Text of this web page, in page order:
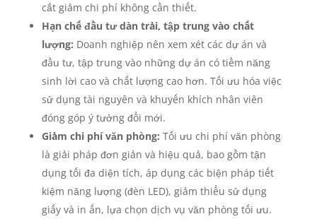
cắt giảm chi phí không cần thiết.
Hạn chế đầu tư dàn trải, tập trung vào chất
lượng: Doanh nghiệp nên xem xét các dự án và
đầu tư, tập trung vào những dự án có tiềm năng
sinh lời cao và chất lượng cao hơn. Tối ưu hóa việc
sử dụng tài nguyên và khuyến khích nhân viên
đóng góp ý tưởng đổi mới.
Giảm chi phí văn phòng: Tối ưu chi phí văn phòng
là giải pháp đơn giản và hiệu quả, bao gồm tận
dụng tối đa diện tích, áp dụng các biện pháp tiết
kiệm năng lượng (đèn LED), giảm thiểu sử dụng
giấy và in ấn, lựa chọn dịch vụ văn phòng tối ưu.